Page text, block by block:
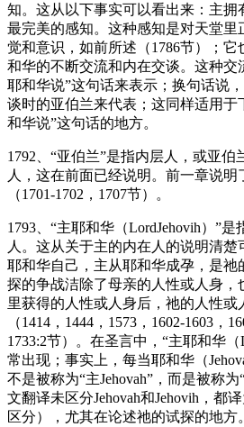
知。这从以下事实可以看出来：主拥
最完美的感知。这种感知是对天堂里
觉和意识，如前所述（1786节）；
和华的不断交流和内在交谈。这种交
耶和华说”这句话来表示；换句话说
谈时的亚伯兰来代表；这同样适用于
和华说”这句话的地方。
1792、“亚伯兰”是指内层人，或亚
人，这在前面已经说明。前一章说明
（1701-1702，1707节）。
1793、“主耶和华（LordJehovih）”
人。这从关于主的内在人的说明清
耶和华自己，主从耶和华成孕，是祂
探的争战洁除了母亲的人性或人身，
里获得的人性或人身后，祂的人性或
（1414，1444，1573，1602-1603，
1733:2节）。在圣言中，“主耶和华
常出现；事实上，每当耶和华（
不是被称为“主Jehovah”，而是被称为
文翻译未区分Jehovah和Jehovih，都
区分），尤其在论述祂的试探的地方。